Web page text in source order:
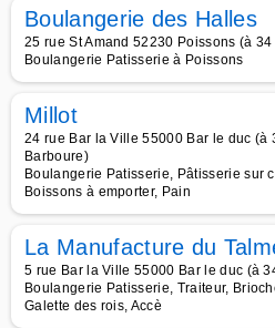
Boulangerie des Halles
25 rue St Amand 52230 Poissons (à
Boulangerie Patisserie à Poissons
Millot
24 rue Bar la Ville 55000 Bar le duc (à
Barboure)
Boulangerie Patisserie, Pâtisserie sur
Boissons à emporter, Pain
La Manufacture du
5 rue Bar la Ville 55000 Bar le duc (à
Boulangerie Patisserie, Traiteur,
Galette des rois, Accè